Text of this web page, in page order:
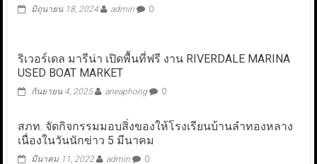
มิถุนายน 18, 2024 admin 0
ริเวอร์เดล มารีน่า เปิดพื้นที่ฟรี งาน RIVERDALE MARINA
USED BOAT MARKET
กันยายน 4, 2025 aneaphong 0
สภท. จัดกิจกรรมมอบสิ่งของให้โรงเรียนบ้านลำทองหลาง
เนื่องในวันนักข่าว 5 มีนาคม
มีนาคม 11, 2022 admin 0